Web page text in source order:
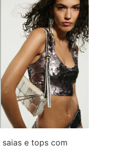
saias e tops com